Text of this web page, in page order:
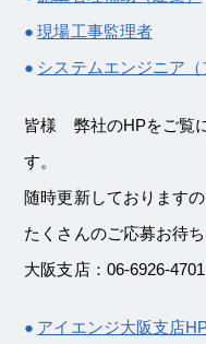
現場工事監理者
システムエンジニア
皆様 弊社のHPをご覧
す。
随時更新しております
たくさんのご応募お待ち
大阪支店：06-6926-
アイエンジ大阪支店